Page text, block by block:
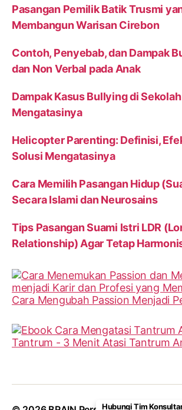
Pasangan Pemilik Batik Trusmi
Membangun Warisan Cirebon
Contoh, Penyebab, dan Dampak
dan Non Verbal pada Anak
Dampak Kasus Bullying di
Mengatasinya
Helicopter Parenting: Definisi,
Solusi Mengatasinya
Cara Memilih Pasangan Hidup
Secara Islami dan Neurosains
Tips Pasangan Suami Istri LDR
Relationship) Agar Tetap
Hubungi Tim